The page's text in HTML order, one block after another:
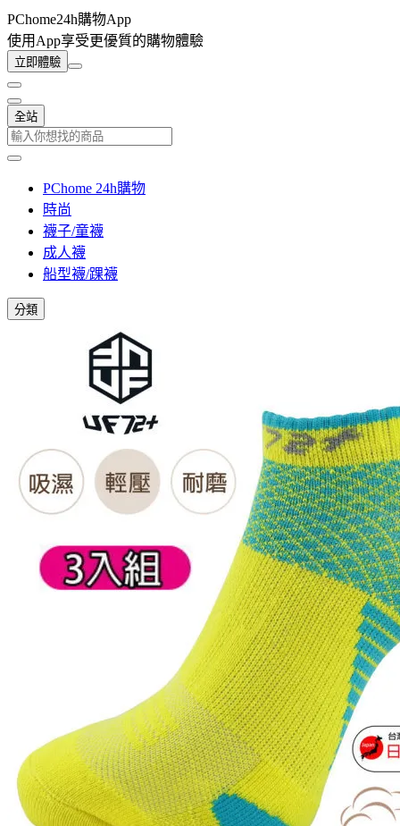
PChome24h購物App
使用App享受更優質的購物體驗
立即體驗
全站
PChome 24h購物
時尚
襪子/童襪
成人襪
船型襪/踝襪
分類